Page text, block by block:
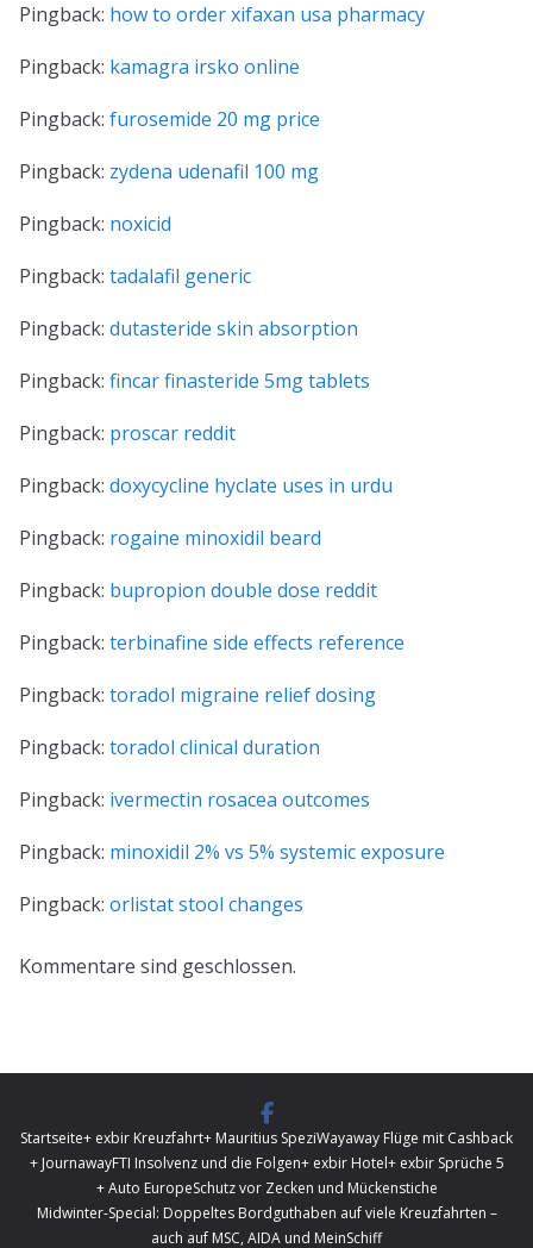
Pingback: how to order xifaxan usa pharmacy
Pingback: kamagra irsko online
Pingback: furosemide 20 mg price
Pingback: zydena udenafil 100 mg
Pingback: noxicid
Pingback: tadalafil generic
Pingback: dutasteride skin absorption
Pingback: fincar finasteride 5mg tablets
Pingback: proscar reddit
Pingback: doxycycline hyclate uses in urdu
Pingback: rogaine minoxidil beard
Pingback: bupropion double dose reddit
Pingback: terbinafine side effects reference
Pingback: toradol migraine relief dosing
Pingback: toradol clinical duration
Pingback: ivermectin rosacea outcomes
Pingback: minoxidil 2% vs 5% systemic exposure
Pingback: orlistat stool changes
Kommentare sind geschlossen.
Startseite+ exbir Kreuzfahrt+ Mauritius SpeziWayaway Flüge mit Cashback
+ JournawayFTI Insolvenz und die Folgen+ exbir Hotel+ exbir Sprüche 5
+ Auto EuropeSchutz vor Zecken und Mückenstiche
Midwinter-Special: Doppeltes Bordguthaben auf viele Kreuzfahrten –
auch auf MSC, AIDA und MeinSchiff